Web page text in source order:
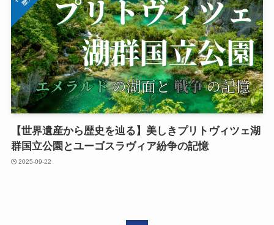
【世界遺産から歴史を辿る】美しきプリトヴィツェ湖
群国立公園とユーゴスラヴィア紛争の記憶
2025-09-22